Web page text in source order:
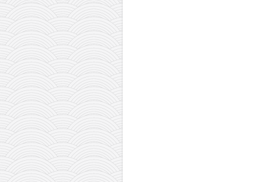
kalendar srpski
azbuki i knjige
Okinava karate
najnovije na blogu
moje beleške
istorija karatea
bubishi
karate
kihon